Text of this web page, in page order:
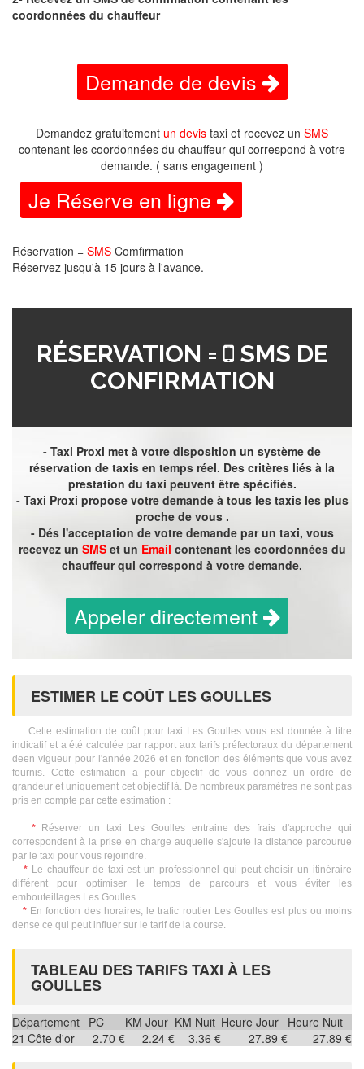
coordonnées du chauffeur
Demande de devis
Demandez gratuitement un devis taxi et recevez un SMS
contenant les coordonnées du chauffeur qui correspond à votre
demande. ( sans engagement )
Je Réserve en ligne
Réservation = SMS Comfirmation
Réservez jusqu'à 15 jours à l'avance.
RÉSERVATION =
SMS DE
CONFIRMATION
- Taxi Proxi met à votre disposition un système de
réservation de taxis en temps réel. Des critères liés à la
prestation du taxi peuvent être spécifiés.
- Taxi Proxi propose votre demande à tous les taxis les plus
proche de vous .
- Dés l'acceptation de votre demande par un taxi, vous
recevez un SMSet un Email contenant les coordonnées du
chauffeur qui correspond à votre demande.
Appeler directement
ESTIMER LE COÛT LES GOULLES
Cette estimation de coût pour taxi Les Goulles vous est donnée à titre
indicatif et a été calculée par rapport aux tarifs préfectoraux du département
deen vigueur pour l'année 2026 et en fonction des éléments que vous avez
fournis. Cette estimation a pour objectif de vous donnez un ordre de
grandeur et uniquement cet objectif là. De nombreux paramètres ne sont pas
pris en compte par cette estimation :
*Réserver un taxi Les Goulles entraine des frais d'approche qui
correspondent à la prise en charge auquelle s'ajoute la distance parcourue
par le taxi pour vous rejoindre.
* Le chauffeur de taxi est un professionnel qui peut choisir un itinéraire
différent pour optimiser le temps de parcours et vous éviter les
embouteillages Les Goulles.
*En fonction des horaires, le trafic routier Les Goulles est plus ou moins
dense ce qui peut influer sur le tarif de la course.
TABLEAU DES TARIFS TAXI À LES
GOULLES
Département PC KM Jour KM Nuit Heure Jour Heure Nuit
21 Côte d'or 2.70 € 2.24 € 3.36 € 27.89 € 27.89 €